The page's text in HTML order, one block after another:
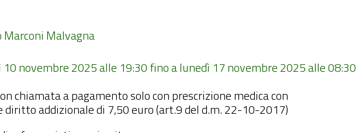
Marconi Malvagna
novembre 2025 alle 19:30 fino a lunedì 17 novembre 2025 alle 08:30
chiamata a pagamento solo con prescrizione medica con
diritto addizionale di 7,50 euro (art.9 del d.m. 22-10-2017)